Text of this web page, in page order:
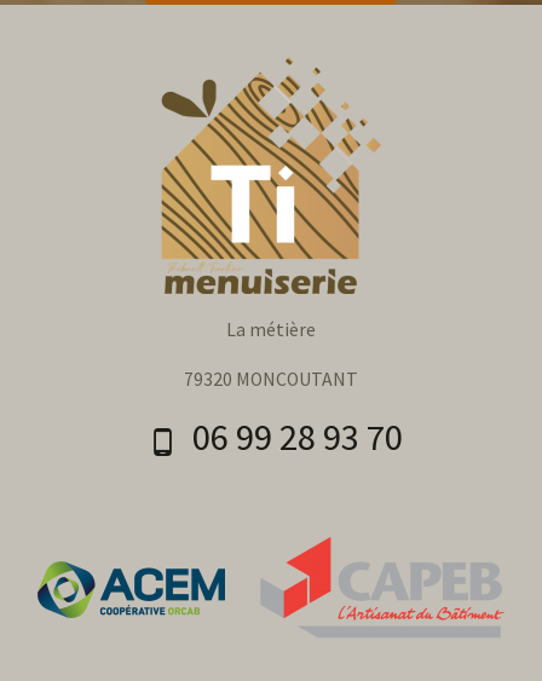
La métière
79320 MONCOUTANT
06 99 28 93 70